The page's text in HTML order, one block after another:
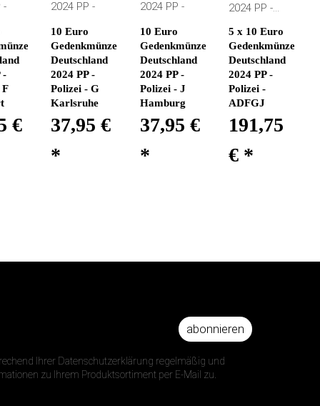
-
F
€
10 Euro
Gedenkmünze
Deutschland
2024 PP -
Polizei - G
Karlsruhe
37,95 €
*
10 Euro
Gedenkmünze
Deutschland
2024 PP -
Polizei - J
Hamburg
37,95 €
*
5 x 10 Euro
Gedenkmünze
Deutschland
2024 PP -
Polizei -
ADFGJ
191,75
€ *
abonnieren
Ihrer Datenschutzerklärung regelmäßig und
zu Ihrem Produktsortiment per E-Mail zu.